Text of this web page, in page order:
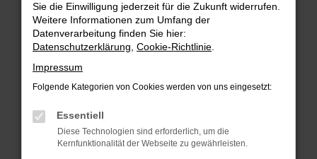
Fehler: Network Error
Beim Laden ist ein Fehler aufgetreten.
Hier sind ein paar Tipps, die dir helfen können:
Überprüfe deine Firewall und deine
Laden andere Webseiten, zum Beispiel deine
Suchmaschine?
Prüfe deine Browsererweiterungen.
Sie die Einwilligung jederzeit für die Zukunft widerrufen.
Weitere Informationen zum Umfang der
Datenverarbeitung finden Sie hier:
Datenschutzerklärung Cookie-Richtlinie
Impressum
Folgende Kategorien von Cookies werden von uns eingesetzt:
Essentiell
Diese Technologien sind erforderlich, um die
Kernfunktionalität der Webseite zu gewährleisten.